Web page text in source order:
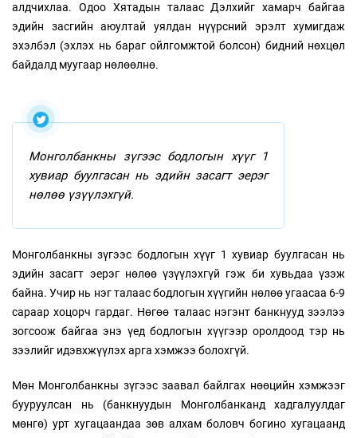
алдчихлаа. Одоо Хятадын талаас Дэлхийг хамарч байгаа
эдийн засгийн аюултай уялдан нүүрсний эрэлт хумигдаж
эхэлбэл (эхлэх нь бараг ойлгомжтой болсон) бидний нөхцөл
байдалд муугаар нөлөөлнө.
Монголбанкны зүгээс бодлогын хүүг 1
хувиар буулгасан нь эдийн засагт эерэг
нөлөө үзүүлэхгүй.
Монголбанкны зүгээс бодлогын хүүг 1 хувиар буулгасан нь
эдийн засагт эерэг нөлөө үзүүлэхгүй гэж би хувьдаа үзэж
байна. Учир нь нэг талаас бодлогын хүүгийн нөлөө угаасаа 6-9
сараар хоцорч гардаг. Нөгөө талаас нэгэнт банкнууд зээлээ
зогсоож байгаа энэ үед бодлогын хүүгээр оролдоод тэр нь
зээлийг идэвхжүүлэх арга хэмжээ болохгүй.
Мөн Монголбанкны зүгээс заавал байлгах нөөцийн хэмжээг
бууруулсан нь (банкнуудын Монголбанканд хадгалуулдаг
мөнгө) урт хугацаандаа зөв алхам боловч богино хугацаанд